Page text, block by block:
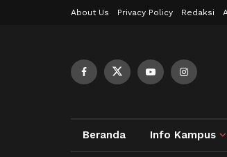
About Us Privacy Policy Redaksi
Beranda Info Kampus